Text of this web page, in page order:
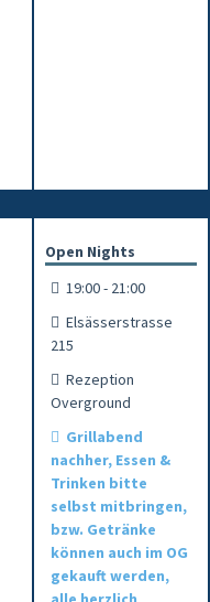
Open Nights
19:00 - 21:00
Elsässerstrasse
215
Rezeption
Overground
Grillabend
nachher, Essen &
Trinken bitte
selbst mitbringen,
bzw. Getränke
können auch im OG
gekauft werden,